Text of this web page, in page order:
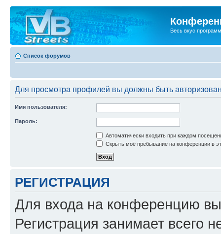
Весь вкус
Список форумов
Для просмотра профилей вы должны быть
Имя пользователя:
Пароль:
Автоматически входить при каждом
Скрыть моё пребывание на конференции в
РЕГИСТРАЦИЯ
Для входа на конференцию
Регистрация занимает всего